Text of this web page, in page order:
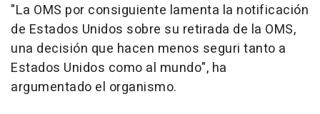
"La OMS por consiguiente lamenta la notificación
de Estados Unidos sobre su retirada de la OMS,
una decisión que hacen menos seguri tanto a
Estados Unidos como al mundo", ha
argumentado el organismo.